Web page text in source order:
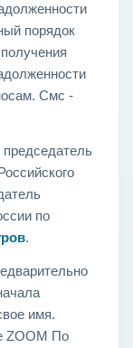
порядок
Смс -
по
.
имя.
ZOOM По